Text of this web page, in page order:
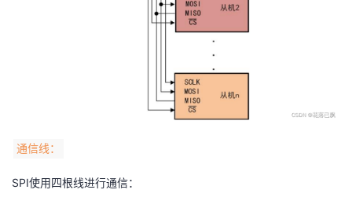
证
实
验
的
收
议
通信线：
SPI使用四根线进行通信：